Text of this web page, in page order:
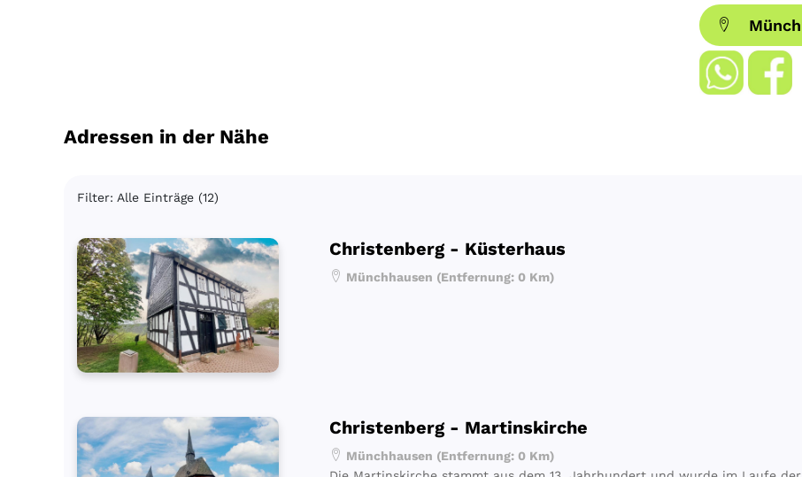
Adressen in der Nähe
Filter: Alle Einträge (12)
Christenberg - Küsterhaus
Münchhausen (Entfernung: 0 Km)
Christenberg - Martinskirche
Münchhausen (Entfernung: 0 Km)